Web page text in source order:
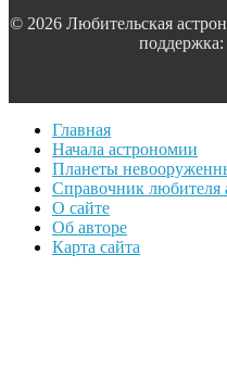
© 2026 Любительская
поддержка:
Главная
Начала астрономии
Планеты
Справочник любителя
О сайте
Об авторе
Карта сайта